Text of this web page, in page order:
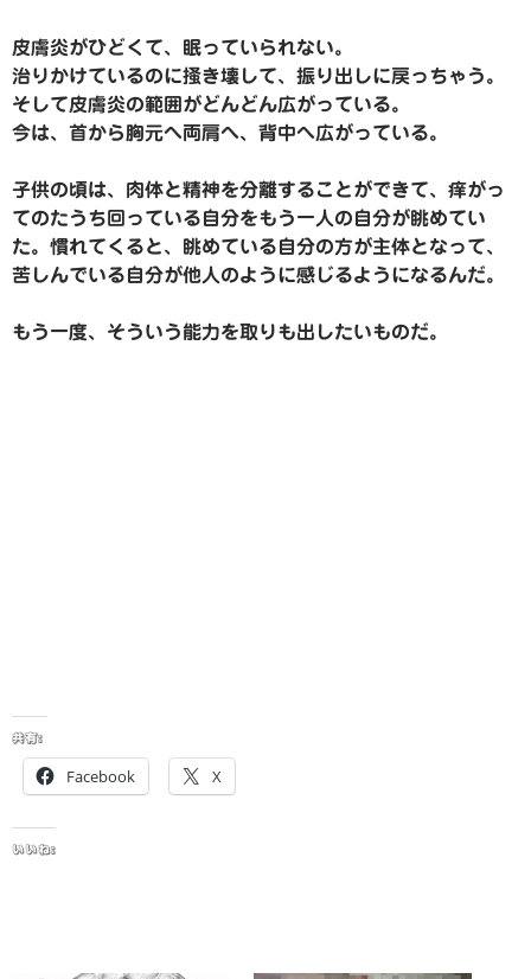
皮膚炎がひどくて、眠っていられない。
治りかけているのに掻き壊して、振り出しに戻っちゃう。
そして皮膚炎の範囲がどんどん広がっている。
今は、首から胸元へ両肩へ、背中へ広がっている。
子供の頃は、肉体と精神を分離することができて、痒がっ
てのたうち回っている自分をもう一人の自分が眺めてい
た。慣れてくると、眺めている自分の方が主体となって、
苦しんでいる自分が他人のように感じるようになるんだ。
もう一度、そういう能力を取りも出したいものだ。
共有:
Facebook X
いいね: